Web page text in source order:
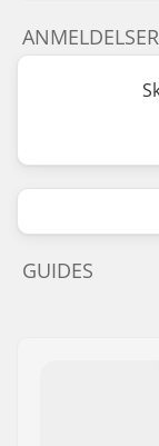
ANMELDELSER
GUIDES